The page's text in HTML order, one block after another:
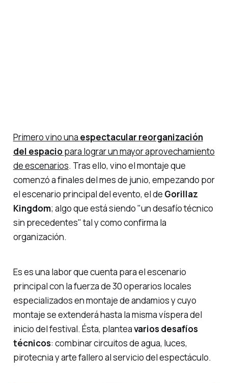
Primero vino una espectacular reorganización
del espaciopara lograr un mayor aprovechamiento
de escenarios. Tras ello, vino el montaje que
comenzó a finales del mes de junio, empezando por
el escenario principal del evento, el de Gorillaz
Kingdom; algo que está siendo"un desafío técnico
sin precedentes"tal y como confirma la
organización.
Es es una labor que cuenta para el escenario
principal con la fuerza de 30 operarios locales
especializados en montaje de andamios y cuyo
montaje se extenderá hasta la misma víspera del
inicio del festival. Ésta, planteavarios desafíos
técnicos: combinar circuitos de agua, luces,
pirotecnia y arte fallero al servicio del espectáculo.